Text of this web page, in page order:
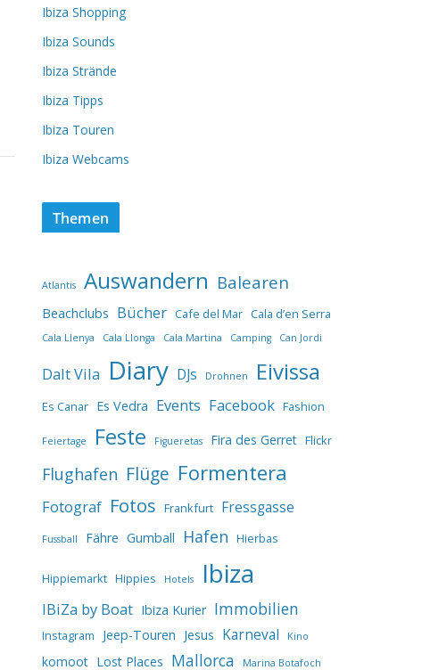
Ibiza Shopping
Ibiza Sounds
Ibiza Strände
Ibiza Tipps
Ibiza Touren
Ibiza Webcams
Themen
Atlantis Auswandern Balearen
Beachclubs Bücher Cafe del Mar Cala d’en Serra
Cala Llenya Cala Llonga Cala Martina Camping Can Jordi
Dalt Vila Diary DJs Drohnen Eivissa
Es Canar Es Vedra Events Facebook Fashion
Feiertage Feste Figueretas Fira des Gerret Flickr
Flughafen Flüge Formentera
Fotograf Fotos Frankfurt Fressgasse
Fussball Fähre Gumball Hafen Hierbas
Hippiemarkt Hippies Hotels Ibiza
IBiZa by Boat Ibiza Kurier Immobilien
Instagram Jeep-Touren Jesus Karneval Kino
komoot Lost Places Mallorca Marina Botafoch